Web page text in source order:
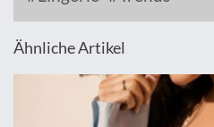
Ähnliche Artikel